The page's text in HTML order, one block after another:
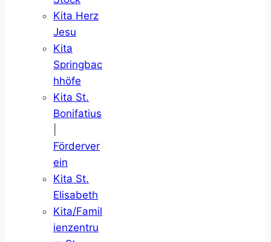
Kita Herz
Jesu
Kita
Springbac
hhöfe
Kita St.
Bonifatius
Förderver
ein
Kita St.
Elisabeth
Kita/Famil
ienzentru